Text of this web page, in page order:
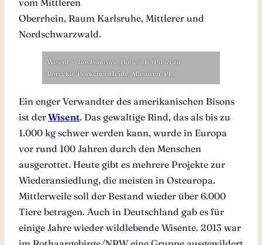
Oberrhein, Raum Karlsruhe, Mittlerer und
Nordschwarzwald.
Wisent ♂ Bos bonasus „Bulle“ (F: (Puszcza
Borecka/Borkener Heide/Masuren/PL)
Ein enger Verwandter des amerikanischen Bisons
ist derWisent. Das gewaltige Rind, das als bis zu
1.000 kg schwer werden kann, wurde in Europa
vor rund 100 Jahren durch den Menschen
ausgerottet. Heute gibt es mehrere Projekte zur
Wiederansiedlung, die meisten in Osteuropa.
Mittlerweile soll der Bestand wieder über 6.000
Tiere betragen. Auch in Deutschland gab es für
einige Jahre wieder wildlebende Wisente. 2013 war